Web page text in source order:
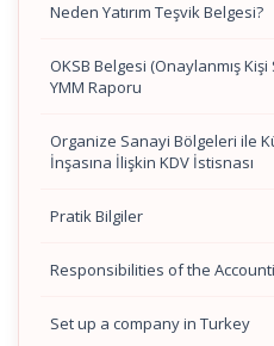
Neden Yatırım Teşvik Belgesi?
OKSB Belgesi (Onaylanmış
YMM Raporu
Organize Sanayi Bölgeleri ile
İnşasına İlişkin KDV İstisnası
Pratik Bilgiler
Responsibilities of the
Set up a company in Turkey